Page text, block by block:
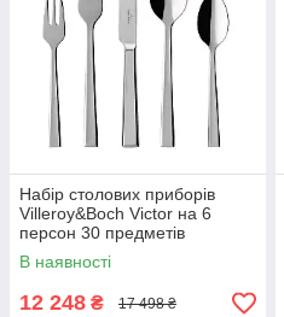
Набір столових приборів
Villeroy&Boch Victor на 6
персон 30 предметів
1263509057
В наявності
12 248 ₴ 17 498 ₴